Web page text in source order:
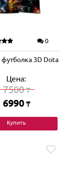
0
футболка 3D Dota
Цена:
7500₸
6990 ₸
Купить